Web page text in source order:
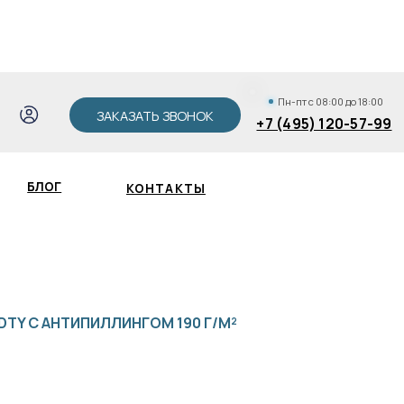
+7 (495) 120-57-99
ЗАКАЗАТЬ ЗВОНОК
С АНТИПИЛЛИНГОМ 190 Г/М²